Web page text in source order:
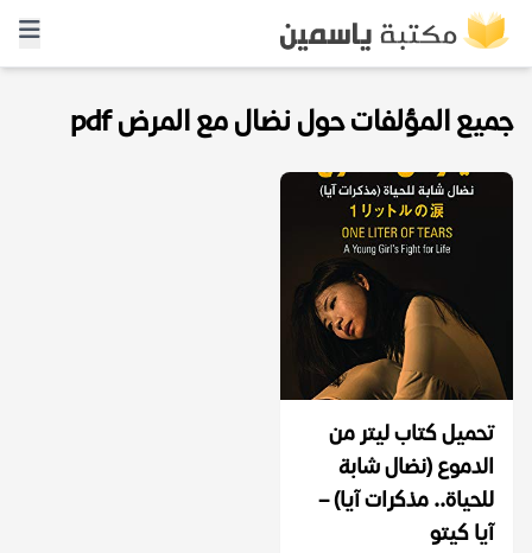
جميع المؤلفات حول نضال مع المرض pdf
تحميل كتاب ‫ليتر من
الدموع (نضال شابة
للحياة.. مذكرات آيا)‬ –
آيا كيتو